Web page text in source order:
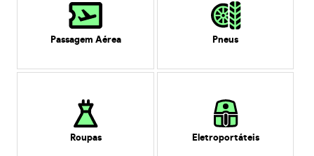
Passagem Aérea Pneus
Roupas Eletroportáteis